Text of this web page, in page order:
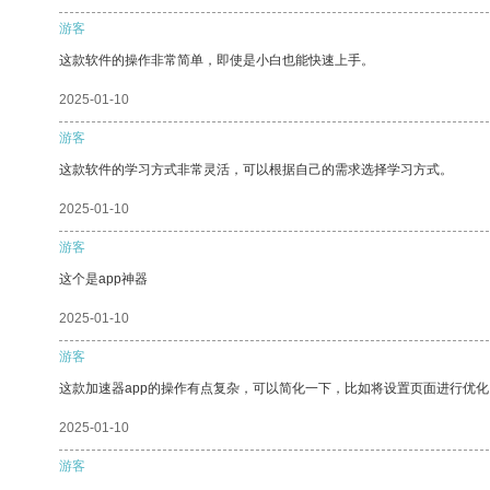
游客
这款软件的操作非常简单，即使是小白也能快速上手。
2025-01-10
游客
这款软件的学习方式非常灵活，可以根据自己的需求选择学习方式。
2025-01-10
游客
这个是app神器
2025-01-10
游客
这款加速器app的操作有点复杂，可以简化一下，比如将设置页面进行优
2025-01-10
游客